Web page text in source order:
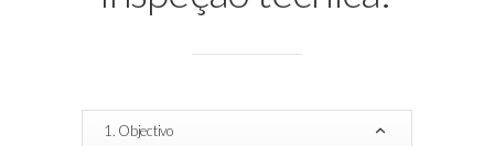
1. Objectivo